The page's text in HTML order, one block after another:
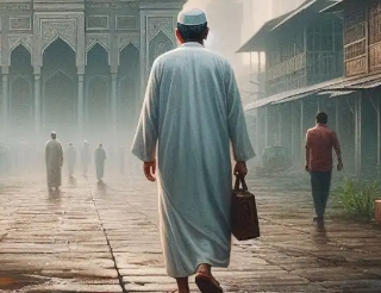
Program…
5 Agu 2026